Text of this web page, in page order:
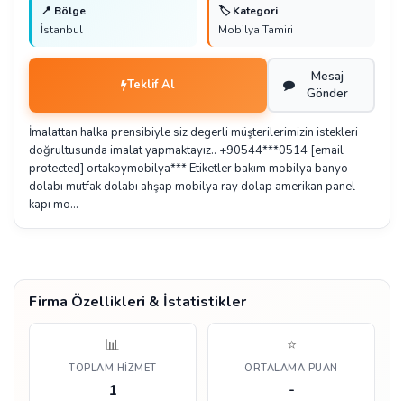
📍 Bölge
İstanbul
🏷️ Kategori
Mobilya Tamiri
Teklif Al
Mesaj
Gönder
İmalattan halka prensibiyle siz degerli müşterilerimizin istekleri
doğrultusunda imalat yapmaktayız.. +90544***0514 [email
protected] ortakoymobilya*** Etiketler bakım mobilya banyo
dolabı mutfak dolabı ahşap mobilya ray dolap amerikan panel
kapı mo…
Firma Özellikleri & İstatistikler
📊
TOPLAM HIZMET
1
⭐
ORTALAMA PUAN
-